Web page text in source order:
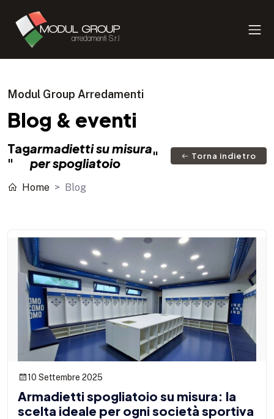
Modul Group Arredamenti
Blog & eventi
Tag
"
armadietti su misura
per spogliatoio
" Torna indietro
Home Blog
10 Settembre 2025
Armadietti spogliatoio su misura: la
scelta ideale per ogni società sportiva